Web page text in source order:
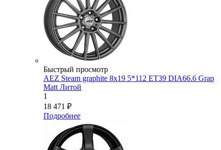
Быстрый просмотр
AEZ Steam graphite 8x19 5*112 ET39 DIA66.6 Grap
Matt Литой
1
18 471 ₽
Подробнее